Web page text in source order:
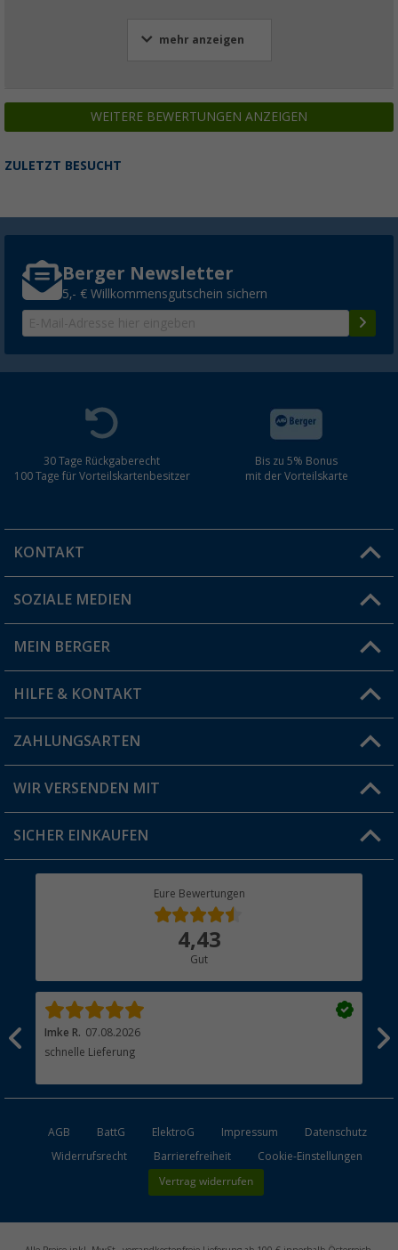
mehr anzeigen
WEITERE BEWERTUNGEN ANZEIGEN
ZULETZT BESUCHT
Berger Newsletter
5,- € Willkommensgutschein sichern
30 Tage Rückgaberecht
100 Tage für Vorteilskartenbesitzer
Bis zu 5% Bonus
mit der Vorteilskarte
KONTAKT
Du hast eine Frage?
Filiale finden
SOZIALE MEDIEN
MEIN BERGER
Vorteilskarte
Blog
Jobs & Karriere
HILFE & KONTAKT
FAQ & Kontakt
Versandinformationen
Rücksendung
ZAHLUNGSARTEN
WIR VERSENDEN MIT
SICHER EINKAUFEN
Eure Bewertungen
4,43
Gut
Imke R. 07.08.2026
schnelle Lieferung
AGB BattG ElektroG Impressum
Datenschutz
Widerrufsrecht
Barrierefreiheit Cookie-Einstellungen
Vertrag widerrufen